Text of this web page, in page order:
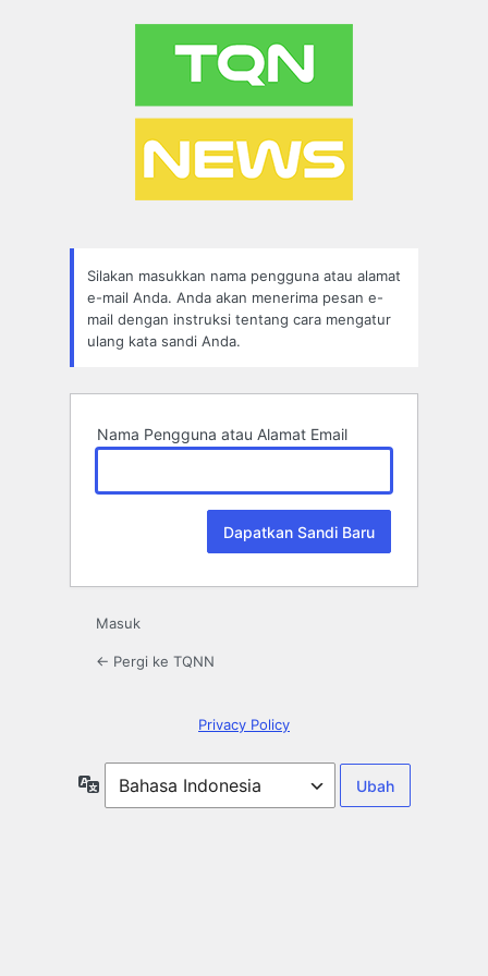
Silakan masukkan nama pengguna atau alamat
e-mail Anda. Anda akan menerima pesan e-
mail dengan instruksi tentang cara mengatur
ulang kata sandi Anda.
Nama Pengguna atau Alamat Email
Masuk
← Pergi ke TQNN
Privacy Policy
Bahasa